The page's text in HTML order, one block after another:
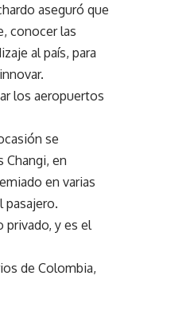
aseguró que
conocer las
al país, para
los aeropuertos
se
en
en varias
pasajero.
privado, y es el
de Colombia,